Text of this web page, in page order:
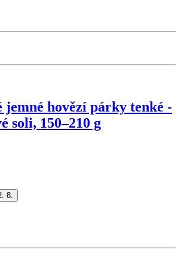
jemné hovězí párky tenké -
soli, 150–210 g
8.